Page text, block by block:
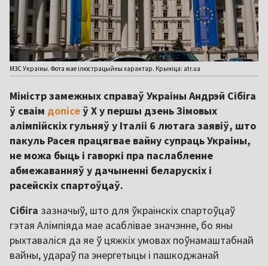
МЗС Украіны. Фота мае ілюстрацыйны характар. Крыніца: atr.ua
Міністр замежных справаў Украіны Андрэй Сібіга
ў сваім допісеў Х у першы дзень Зімовых
алімпійскіх гульняў у Італіі 6 лютага заявіў, што
пакуль Расея працягвае вайну супраць Украіны,
не можа быць і гаворкі пра паслабленне
абмежаванняў у дачыненні беларускіх і
расейскіх спартоўцаў.
Сібіга зазначыў, што для ўкраінскіх спартоўцаў
гэтая Алімпіяда мае асаблівае значэнне, бо яны
рыхтаваліся да яе ў цяжкіх умовах поўнамаштабнай
вайны, удараў па энергетыцы і пашкоджанай